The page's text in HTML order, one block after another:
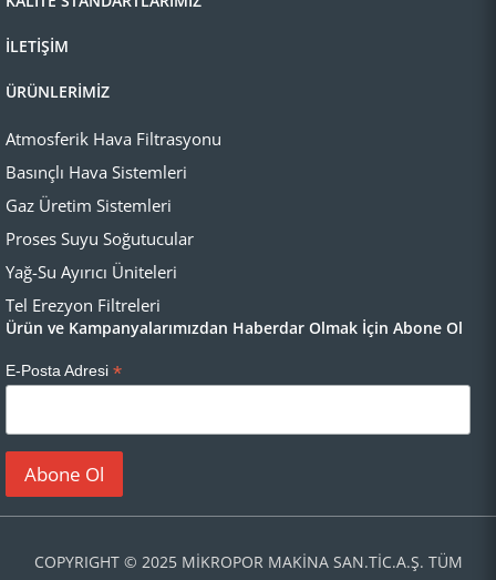
İLETİŞİM
ÜRÜNLERİMİZ
Atmosferik Hava Filtrasyonu
Basınçlı Hava Sistemleri
Gaz Üretim Sistemleri
Proses Suyu Soğutucular
Yağ-Su Ayırıcı Üniteleri
Tel Erezyon Filtreleri
Ürün ve Kampanyalarımızdan Haberdar Olmak İçin Abone Ol
E-Posta Adresi *
COPYRIGHT © 2025 MİKROPOR MAKİNA SAN.TİC.A.Ş. TÜM